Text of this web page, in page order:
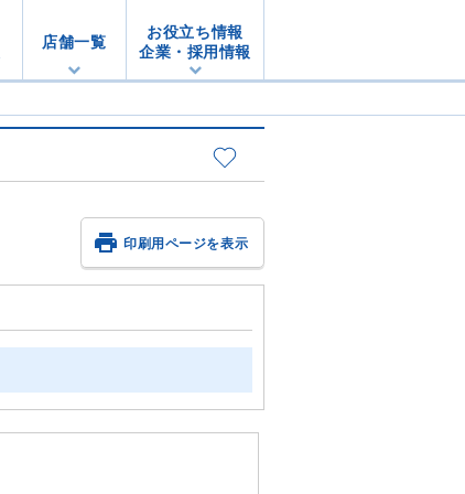
店舗一覧
お役立ち情報
企業・採用情報
 印刷用ページを表示